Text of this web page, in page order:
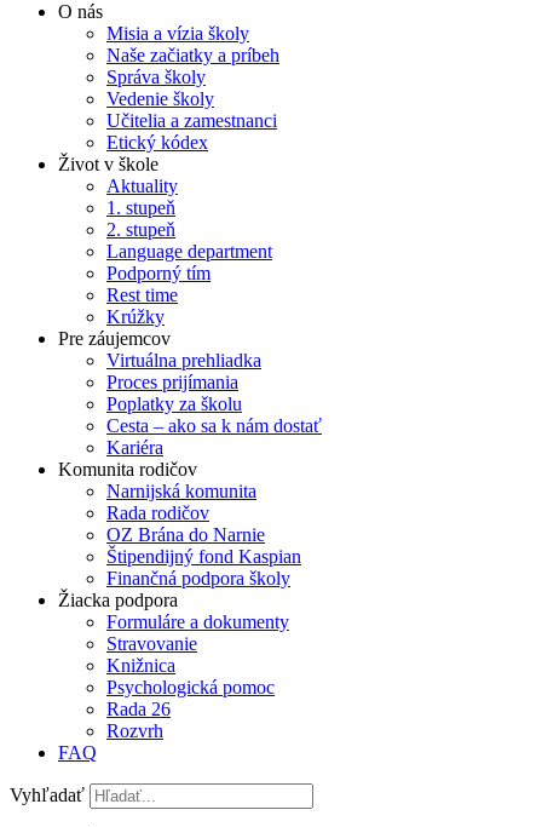
O nás
Misia a vízia školy
Naše začiatky a príbeh
Správa školy
Vedenie školy
Učitelia a zamestnanci
Etický kódex
Život v škole
Aktuality
1. stupeň
2. stupeň
Language department
Podporný tím
Rest time
Krúžky
Pre záujemcov
Virtuálna prehliadka
Proces prijímania
Poplatky za školu
Cesta – ako sa k nám dostať
Kariéra
Komunita rodičov
Narnijská komunita
Rada rodičov
OZ Brána do Narnie
Štipendijný fond Kaspian
Finančná podpora školy
Žiacka podpora
Formuláre a dokumenty
Stravovanie
Knižnica
Psychologická pomoc
Rada 26
Rozvrh
FAQ
Vyhľadať